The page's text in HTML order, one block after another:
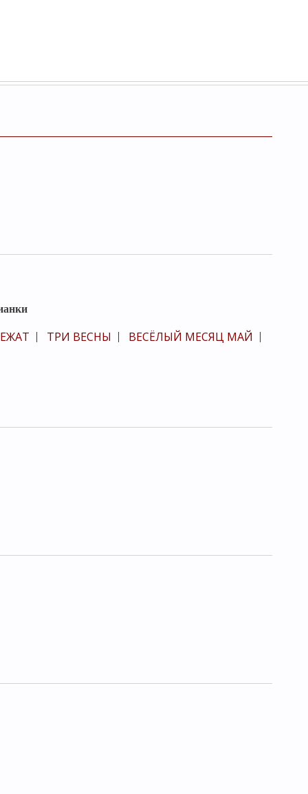
ТРИ ВЕСНЫ ВЕСЁЛЫЙ МЕСЯЦ МАЙ